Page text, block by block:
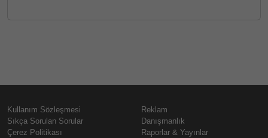
Kullanım Sözleşmesi
Sıkça Sorulan Sorular
Çerez Politikası
Reklam
Danışmanlık
Raporlar & Yayınlar